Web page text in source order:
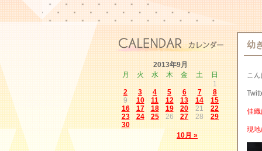
幼
こ
佳
現
2013年9月
月
火 水 木 金 土 日
10月 »
1
2
3 4 5 6 7
8
9
10 11 12 13 14
15
16
17 18 19 20 21
22
23
24 25 26 27 28
29
30